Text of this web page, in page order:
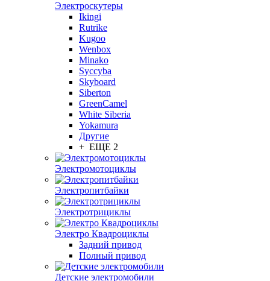
Электроскутеры
Ikingi
Rutrike
Kugoo
Wenbox
Minako
Syccyba
Skyboard
Siberton
GreenCamel
White Siberia
Yokamura
Другие
+ ЕЩЕ 2
Электромотоциклы
Электропитбайки
Электротрициклы
Электро Квадроциклы
Задний привод
Полный привод
Детские электромобили